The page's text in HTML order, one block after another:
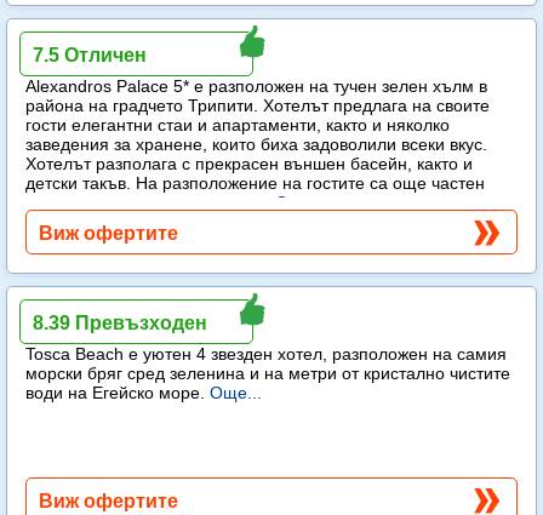
Alexandros Palace
Alexandros Palace 5* e разположен на тучен зелен хълм в
района на градчето Трипити. Хотелът предлага на своите
гости елегантни стаи и апартаменти, както и няколко
заведения за хранене, които биха задоволили всеки вкус.
Хотелът разполага с прекрасен външен басейн, както и
детски такъв. На разположение на гостите са още частен
Още...
7.5 Отличен
Виж офертите
Tosca Beach
Tosca Beach е уютен 4 звезден хотел, разположен на самия
морски бряг сред зеленина и на метри от кристално чистите
води на Егейско море. Още...
8.39 Превъзходен
Виж офертите